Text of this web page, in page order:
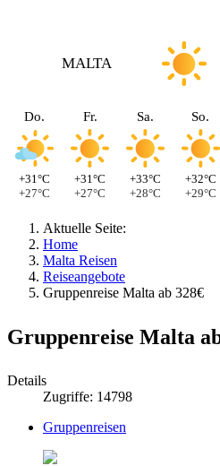
MALTA
Do.
+31°C
+27°C
Fr.
+31°C
+27°C
Sa.
+33°C
+28°C
So.
+32°C
+29°C
Aktuelle Seite:
Home
Malta Reisen
Reiseangebote
Gruppenreise Malta ab 328€
Gruppenreise Malta
Details
Zugriffe: 14798
Gruppenreisen